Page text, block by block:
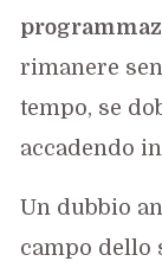
rimanere
tempo, se
accadendo
Un dubbio
campo dello